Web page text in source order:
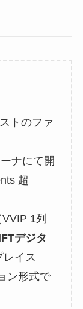
トのファ
ナにて開
超
1列
デジタ
イス
ン形式で